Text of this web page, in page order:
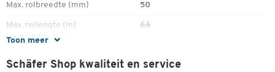
Toon meer
Max. rolbreedte (mm) 50
Max. rollengte (m) 66
Rolrem
Schäfer Shop kwaliteit en service